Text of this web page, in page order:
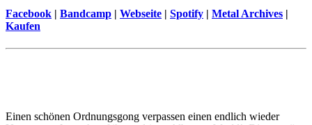
Facebook | Bandcamp | Webseite | Spotify | Metal Archives |
Kaufen
Einen schönen Ordnungsgong verpassen einen endlich wieder